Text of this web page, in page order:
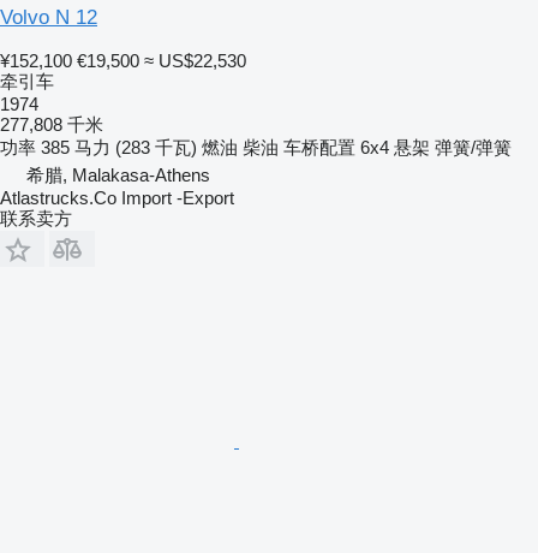
Volvo N 12
¥152,100 €19,500 ≈ US$22,530
牵引车
1974
277,808 千米
功率 385 马力 (283 千瓦) 燃油 柴油 车桥配置 6x4 悬架 弹簧/弹簧
希腊, Malakasa-Athens
Atlastrucks.Co Import -Export
联系卖方